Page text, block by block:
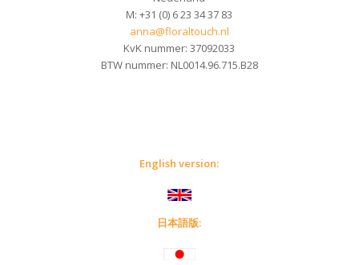
M: +31 (0) 6 23 34 37 83
anna@floraltouch.nl
KvK nummer: 37092033
BTW nummer: NL0014.96.715.B28
English version:
日本語版: